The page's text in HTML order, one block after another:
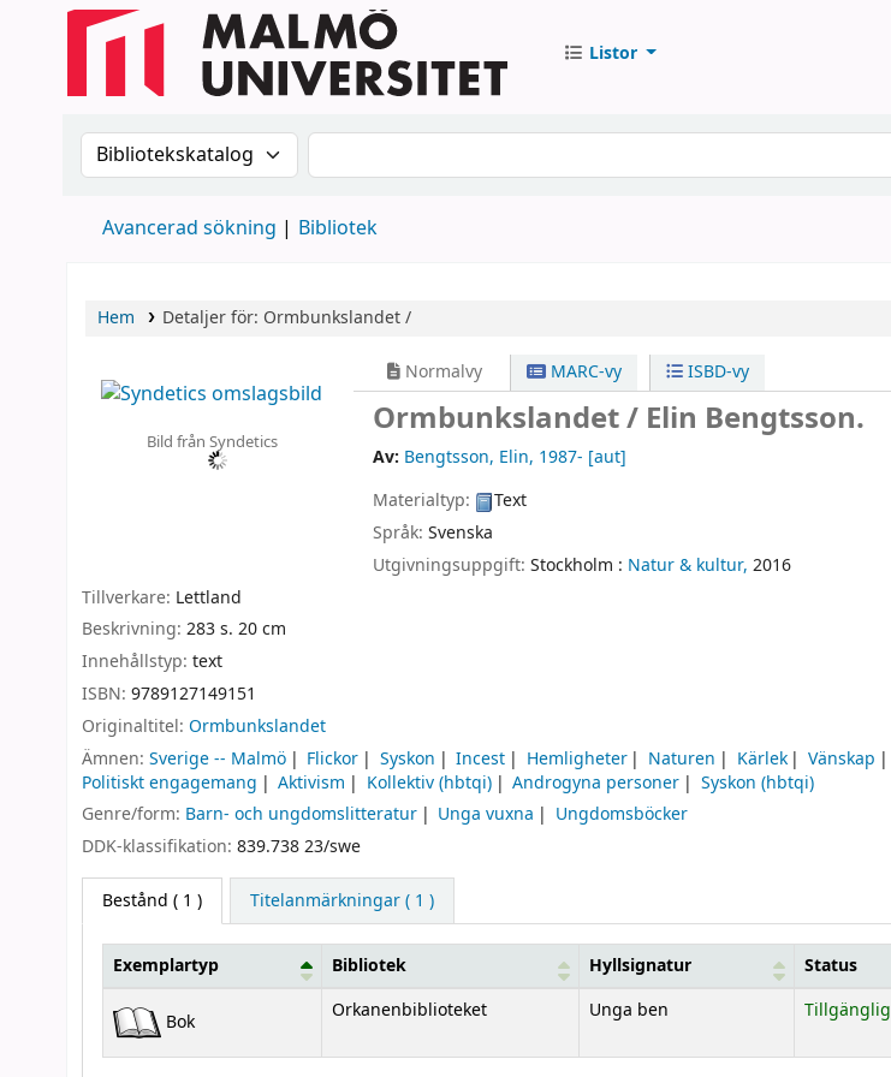
Listor
Sök i katalogen efter:Sök i katalogen
Avancerad sökning Bibliotek
Hem Detaljer för: Ormbunkslandet /
Bild från Syndetics
Normalvy MARC-vy ISBD-vy
Ormbunkslandet / Elin Bengtsson.
Av: Bengtsson, Elin, 1987- [aut]
Materialtyp:
Text
Språk:Svenska
Utgivningsuppgift:Stockholm : Natur & kultur, 2016
Tillverkare: Lettland
Beskrivning: 283 s. 20 cm
Innehållstyp: text
ISBN: 9789127149151
Originaltitel: Ormbunkslandet
Ämnen: Sverige -- Malmö Flickor Syskon Incest Hemligheter Naturen Kärlek Vänskap
Politiskt engagemang
Aktivism Kollektiv (hbtqi) Androgyna personer
Syskon (hbtqi)
Genre/form: Barn- och ungdomslitteratur Unga vuxna
Ungdomsböcker
DDK-klassifikation: 839.738 23/swe
Bestånd ( 1 ) Titelanmärkningar ( 1 )
Bestånd
Exemplartyp Bibliotek Hyllsignatur Status
Bok Orkanenbiblioteket Unga ben Tillgänglig